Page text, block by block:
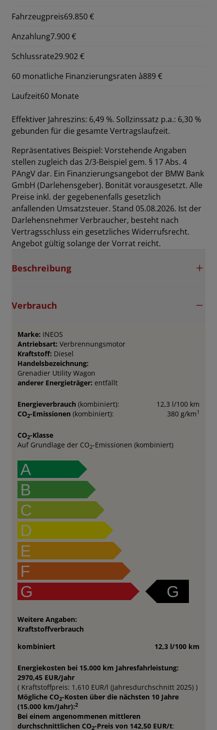
Fahrzeugpreis69.850 €
Anzahlung7.900 €
Schlussrate29.902 €
60 monatliche Finanzierungsraten à889 €
Laufzeit60 Monate
Effektiver Jahreszins: 6,49 %. Sollzinssatz p.a.: 6,30 %
gebunden für die gesamte Vertragslaufzeit.
Repräsentatives Beispiel: Vorstehende Angaben
stellen zugleich das 2/3-Beispiel gem. § 17 Abs. 4
PAngV dar. Ein Finanzierungsangebot der BMW Bank
GmbH (Darlehensgeber). Bonität vorausgesetzt. Alle
Preise inkl. der gegebenenfalls gesetzlich
anfallenden Umsatzsteuer. Stand 05.08.2026. Ist der
Darlehensnehmer Verbraucher, besteht nach
Vertragsschluss ein gesetzliches Widerrufsrecht.
Angebot gültig solange der Vorrat reicht.
Beschreibung
Verbrauch
Marke: INEOS
Antriebsart: Verbrennungsmotor
Kraftstoff: Diesel
Handelsbezeichnung:
Grenadier Utility Wagon
anderer Energieträger: entfällt
Energieverbrauch (kombiniert):
12,3 l/100 km
CO2-Emissionen (kombiniert): 380 g/km1
CO2-Klasse
Auf Grundlage der CO2-Emissionen (kombiniert)
A
B
C
D
E
F
G
G
Weitere Angaben:
Kraftstoffverbrauch
kombiniert
12,3 l/100 km
Energiekosten bei 15.000 km Jahresfahrleistung:
2970,45 EUR/Jahr
( Kraftstoffpreis: 1,610 EUR/l (Jahresdurchschnitt 2025) )
Mögliche CO2-Kosten über die nächsten 10 Jahre
(15.000 km/Jahr):2
Bei einem angenommenen mittleren
durchschnittlichen CO2-Preis von 142,50 EUR/t: